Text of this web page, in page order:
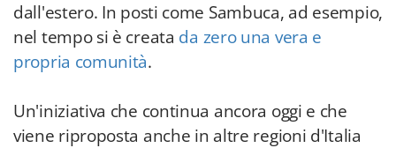
dall'estero. In posti come Sambuca, ad esempio,
nel tempo si è creata da zero una vera e
propria comunità.
Un'iniziativa che continua ancora oggi e che
viene riproposta anche in altre regioni d'Italia